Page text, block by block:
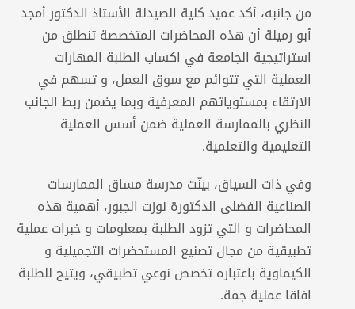
من جانبه، أكد عميد كلية الصيدلة الأستاذ الدكتور أمجد
أبو رميلة أن هذه المحاضرات المتخصصة تنطلق من
استراتيجية الجامعة في اكساب الطلبة المهارات
العملية التي تتوائم مع سوق العمل، و تسهم في
الارتقاء بمستوياتهم المعرفية وبما يضمن ربط الجانب
النظري بالممارسة العملية ضمن أسس العملية
التعليمية والتعلمية.
وفي ذات السياق، بينّت مدرسة مساق الممارسات
الصناعية الفضلى الدكتورة نوزت الجبور، أهمية هذه
المحاضرات و التي تزود الطلبة بمعلومات و خبرات عملية
تطبيقية من مجال تصنيع المستحضرات التجميلية و
الكيماوية باعتباره تخصص نوعي تطبيقي، ويتيح للطلبة
افاقا عملية جمة.